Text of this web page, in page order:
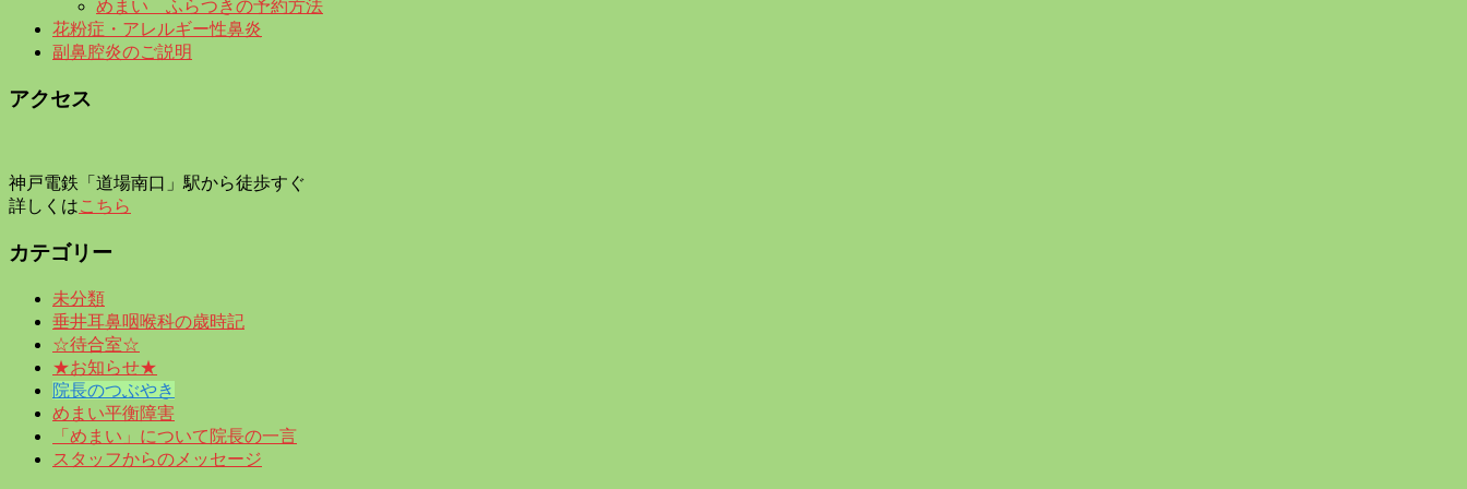
めまい ふらつきの予約方法
花粉症・アレルギー性鼻炎
副鼻腔炎のご説明
アクセス
神戸電鉄「道場南口」駅から徒歩すぐ
詳しくはこちら
カテゴリー
未分類
垂井耳鼻咽喉科の歳時記
☆待合室☆
★お知らせ★
院長のつぶやき
めまい平衡障害
「めまい」について院長の一言
スタッフからのメッセージ